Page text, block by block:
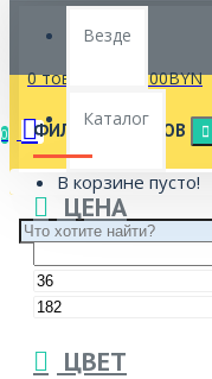
Везде
Каталог
0 товар(ов) - 0.00BYN
0
В корзине пусто!
ФИЛЬТР ТОВАРОВ
ЦЕНА
ЦВЕТ